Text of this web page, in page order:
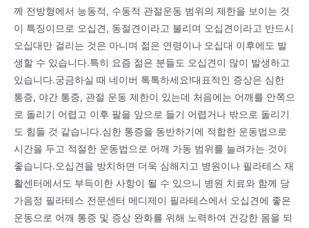
께 전방형에서 능동적, 수동적 관절운동 범위의 제한을 보이는 것
이 특징이므로 오십견, 동절견이라고 불리며 오십견이라고 반드시
오십대만 걸리는 것은 아니며 젊은 연령이나 오십대 이후에도 발
생할 수 있습니다.특히 요즘 젊은 분들도 오십견이 많이 발생하고
있습니다.궁금하실 때 네이버 톡톡하세요!대표적인 증상은 심한
통증, 야간 통증, 관절 운동 제한이 있는데 처음에는 어깨를 안쪽으
로 돌리기 어렵고 이후 팔을 앞으로 들기 어렵거나 밖으로 돌리기
도 힘들 것 같습니다.심한 통증을 동반하기에 적합한 운동법으로
시간을 두고 적절한 운동법으로 어깨 가동 범위를 늘려가는 것이
좋습니다.오십견을 방치하면 더욱 심해지고 병원이나 필라테스 재
활센터에서도 부득이한 사항이 될 수 있으니 병원 치료와 함께 당
가음정 필라테스 전문센터 메디제이 필라테스에서 오십견에 좋은
운동으로 어깨 통증 및 증상 완화를 위해 노력하여 건강한 몸을 되